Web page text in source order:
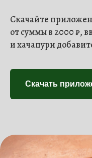
Скачайте
от суммы в 2000 ₽,
и хачапури
Скачать